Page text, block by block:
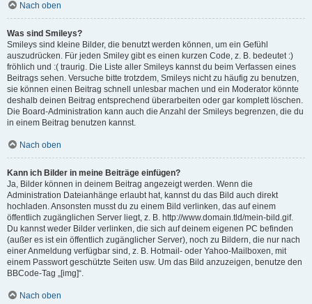
Nach oben
Was sind Smileys?
Smileys sind kleine Bilder, die benutzt werden können, um ein Gefühl
auszudrücken. Für jeden Smiley gibt es einen kurzen Code, z. B. bedeutet :)
fröhlich und :( traurig. Die Liste aller Smileys kannst du beim Verfassen eines
Beitrags sehen. Versuche bitte trotzdem, Smileys nicht zu häufig zu benutzen,
sie können einen Beitrag schnell unlesbar machen und ein Moderator könnte
deshalb deinen Beitrag entsprechend überarbeiten oder gar komplett löschen.
Die Board-Administration kann auch die Anzahl der Smileys begrenzen, die du
in einem Beitrag benutzen kannst.
Nach oben
Kann ich Bilder in meine Beiträge einfügen?
Ja, Bilder können in deinem Beitrag angezeigt werden. Wenn die
Administration Dateianhänge erlaubt hat, kannst du das Bild auch direkt
hochladen. Ansonsten musst du zu einem Bild verlinken, das auf einem
öffentlich zugänglichen Server liegt, z. B. http://www.domain.tld/mein-bild.gif.
Du kannst weder Bilder verlinken, die sich auf deinem eigenen PC befinden
(außer es ist ein öffentlich zugänglicher Server), noch zu Bildern, die nur nach
einer Anmeldung verfügbar sind, z. B. Hotmail- oder Yahoo-Mailboxen, mit
einem Passwort geschützte Seiten usw. Um das Bild anzuzeigen, benutze den
BBCode-Tag „[img]“.
Nach oben